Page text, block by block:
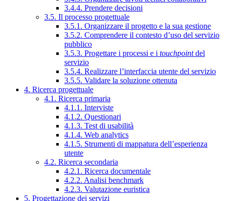
3.4.4. Prendere decisioni
3.5. Il processo progettuale
3.5.1. Organizzare il progetto e la sua gestione
3.5.2. Comprendere il contesto d’uso del servizio
pubblico
3.5.3. Progettare i processi e i touchpointdel
servizio
3.5.4. Realizzare l’interfaccia utente del servizio
3.5.5. Validare la soluzione ottenuta
4. Ricerca progettuale
4.1. Ricerca primaria
4.1.1. Interviste
4.1.2. Questionari
4.1.3. Test di usabilità
4.1.4. Web analytics
4.1.5. Strumenti di mappatura dell’esperienza
utente
4.2. Ricerca secondaria
4.2.1. Ricerca documentale
4.2.2. Analisi benchmark
4.2.3. Valutazione euristica
5. Progettazione dei servizi